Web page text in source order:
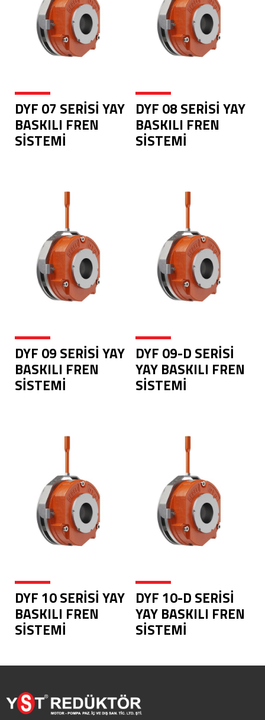
DYF 07 SERİSİ YAY
BASKILI FREN
SİSTEMİ
DYF 08 SERİSİ YAY
BASKILI FREN
SİSTEMİ
DYF 09 SERİSİ YAY
BASKILI FREN
SİSTEMİ
DYF 09-D SERİSİ
YAY BASKILI FREN
SİSTEMİ
DYF 10 SERİSİ YAY
BASKILI FREN
SİSTEMİ
DYF 10-D SERİSİ
YAY BASKILI FREN
SİSTEMİ